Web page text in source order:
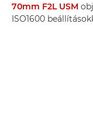
70mm F2L USM
ISO1600